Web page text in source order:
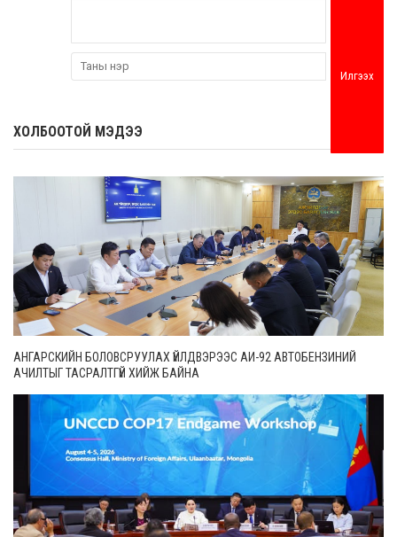
Илгээх
ХОЛБООТОЙ МЭДЭЭ
АНГАРСКИЙН БОЛОВСРУУЛАХ ҮЙЛДВЭРЭЭС АИ-92 АВТОБЕНЗИНИЙ
АЧИЛТЫГ ТАСРАЛТГҮЙ ХИЙЖ БАЙНА